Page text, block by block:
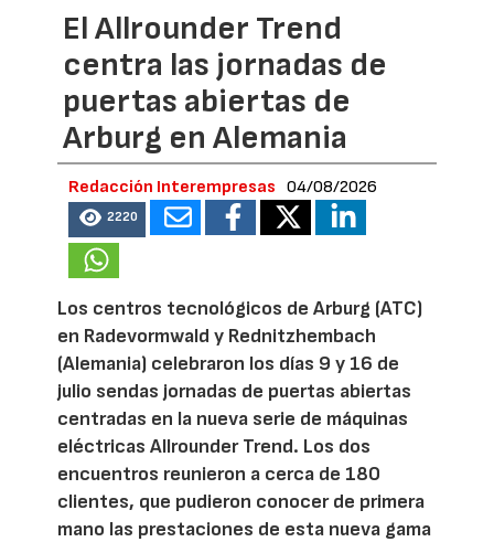
El Allrounder Trend
centra las jornadas de
puertas abiertas de
Arburg en Alemania
Redacción Interempresas 04/08/2026
2220
Los centros tecnológicos de Arburg (ATC)
en Radevormwald y Rednitzhembach
(Alemania) celebraron los días 9 y 16 de
julio sendas jornadas de puertas abiertas
centradas en la nueva serie de máquinas
eléctricas Allrounder Trend. Los dos
encuentros reunieron a cerca de 180
clientes, que pudieron conocer de primera
mano las prestaciones de esta nueva gama